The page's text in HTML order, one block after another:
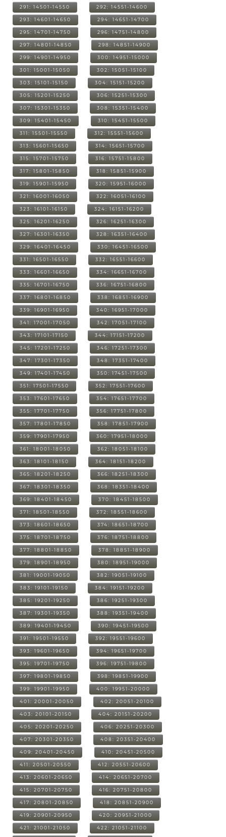
291: 14501-14550 292: 14551-14600
293: 14601-14650 294: 14651-14700
295: 14701-14750 296: 14751-14800
297: 14801-14850 298: 14851-14900
299: 14901-14950 300: 14951-15000
301: 15001-15050 302: 15051-15100
303: 15101-15150 304: 15151-15200
305: 15201-15250 306: 15251-15300
307: 15301-15350 308: 15351-15400
309: 15401-15450 310: 15451-15500
311: 15501-15550 312: 15551-15600
313: 15601-15650 314: 15651-15700
315: 15701-15750 316: 15751-15800
317: 15801-15850 318: 15851-15900
319: 15901-15950 320: 15951-16000
321: 16001-16050 322: 16051-16100
323: 16101-16150 324: 16151-16200
325: 16201-16250 326: 16251-16300
327: 16301-16350 328: 16351-16400
329: 16401-16450 330: 16451-16500
331: 16501-16550 332: 16551-16600
333: 16601-16650 334: 16651-16700
335: 16701-16750 336: 16751-16800
337: 16801-16850 338: 16851-16900
339: 16901-16950 340: 16951-17000
341: 17001-17050 342: 17051-17100
343: 17101-17150 344: 17151-17200
345: 17201-17250 346: 17251-17300
347: 17301-17350 348: 17351-17400
349: 17401-17450 350: 17451-17500
351: 17501-17550 352: 17551-17600
353: 17601-17650 354: 17651-17700
355: 17701-17750 356: 17751-17800
357: 17801-17850 358: 17851-17900
359: 17901-17950 360: 17951-18000
361: 18001-18050 362: 18051-18100
363: 18101-18150 364: 18151-18200
365: 18201-18250 366: 18251-18300
367: 18301-18350 368: 18351-18400
369: 18401-18450 370: 18451-18500
371: 18501-18550 372: 18551-18600
373: 18601-18650 374: 18651-18700
375: 18701-18750 376: 18751-18800
377: 18801-18850 378: 18851-18900
379: 18901-18950 380: 18951-19000
381: 19001-19050 382: 19051-19100
383: 19101-19150 384: 19151-19200
385: 19201-19250 386: 19251-19300
387: 19301-19350 388: 19351-19400
389: 19401-19450 390: 19451-19500
391: 19501-19550 392: 19551-19600
393: 19601-19650 394: 19651-19700
395: 19701-19750 396: 19751-19800
397: 19801-19850 398: 19851-19900
399: 19901-19950 400: 19951-20000
401: 20001-20050 402: 20051-20100
403: 20101-20150 404: 20151-20200
405: 20201-20250 406: 20251-20300
407: 20301-20350 408: 20351-20400
409: 20401-20450 410: 20451-20500
411: 20501-20550 412: 20551-20600
413: 20601-20650 414: 20651-20700
415: 20701-20750 416: 20751-20800
417: 20801-20850 418: 20851-20900
419: 20901-20950 420: 20951-21000
421: 21001-21050 422: 21051-21100